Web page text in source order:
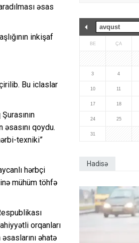
əsas
inkişaf
Bu iclaslar
əsasını qoydu.
texniki”
hərbçi
mühüm töhfə
orqanları
əhatə
BE ÇA
3 4
10 11
17 18
24 25
31
Hadisə